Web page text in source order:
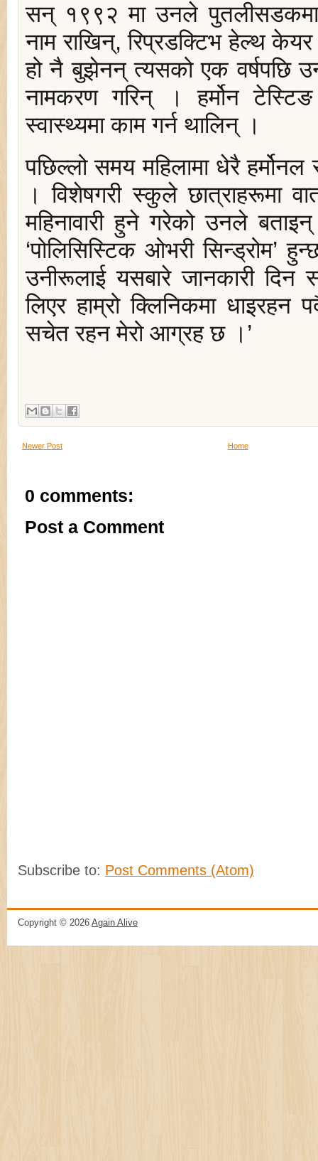
सन् १९९२ मा उनले
नाम राखिन्, रिप्रडक्टिभ हेल्थ
हो नै बुझेनन् त्यसको एक वर्षपछि
नामकरण गरिन् । हर्मोन टेस्टिङ
स्वास्थ्यमा काम गर्न थालिन् ।
पछिल्लो समय महिलामा धेरै
। विशेषगरी स्कुले छात्राहरूमा
महिनावारी हुने गरेको उनले
‘पोलिसिस्टिक ओभरी सिन्ड्रोम’
उनीरूलाई यसबारे जानकारी दिन
लिएर हाम्रो क्लिनिकमा धाइरहन
सचेत रहन मेरो आग्रह छ ।’
Newer Post Home
0 comments:
Post a Comment
Subscribe to: Post Comments (Atom)
Copyright © 2026 Again Alive